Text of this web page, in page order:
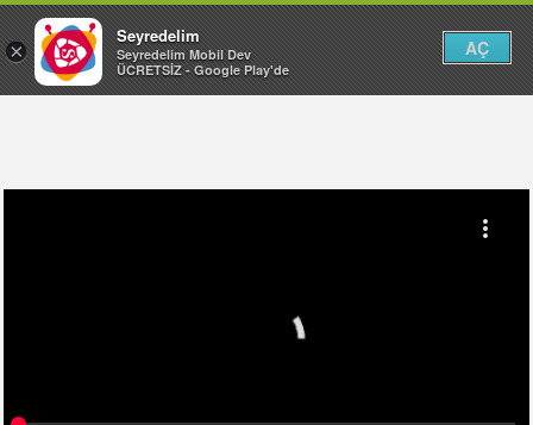
×
Seyredelim
Seyredelim Mobil Dev
ÜCRETSİZ - Google Play'de
AÇ